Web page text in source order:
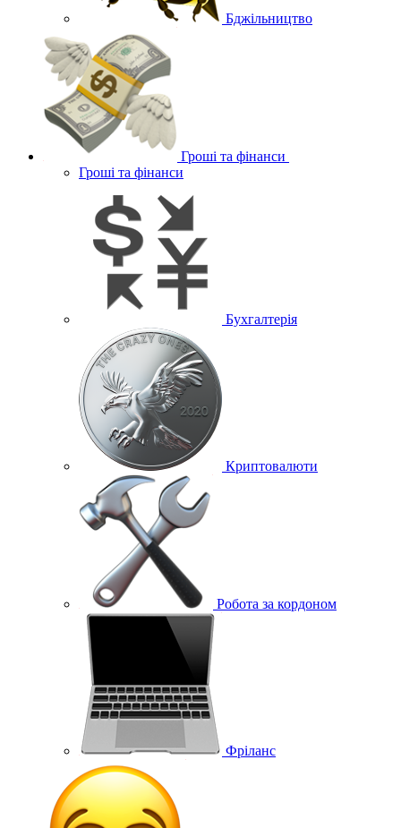
Бджільництво
Гроші та фінанси
Гроші та фінанси
Бухгалтерія
Криптовалюти
Робота за кордоном
Фріланс